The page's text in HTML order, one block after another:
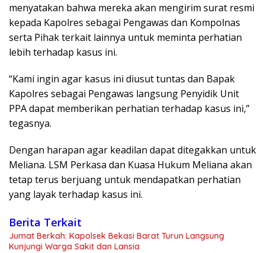
menyatakan bahwa mereka akan mengirim surat resmi
kepada Kapolres sebagai Pengawas dan Kompolnas
serta Pihak terkait lainnya untuk meminta perhatian
lebih terhadap kasus ini.
“Kami ingin agar kasus ini diusut tuntas dan Bapak
Kapolres sebagai Pengawas langsung Penyidik Unit
PPA dapat memberikan perhatian terhadap kasus ini,”
tegasnya.
Dengan harapan agar keadilan dapat ditegakkan untuk
Meliana. LSM Perkasa dan Kuasa Hukum Meliana akan
tetap terus berjuang untuk mendapatkan perhatian
yang layak terhadap kasus ini.
Berita Terkait
Jumat Berkah: Kapolsek Bekasi Barat Turun Langsung
Kunjungi Warga Sakit dan Lansia